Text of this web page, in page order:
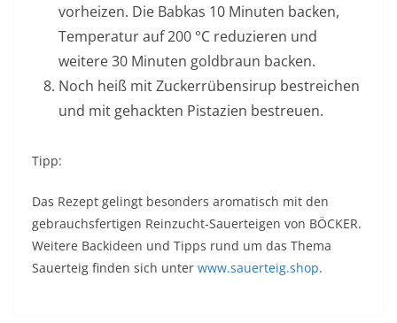
vorheizen. Die Babkas 10 Minuten backen,
Temperatur auf 200 °C reduzieren und
weitere 30 Minuten goldbraun backen.
Noch heiß mit Zuckerrübensirup bestreichen
und mit gehackten Pistazien bestreuen.
Tipp:
Das Rezept gelingt besonders aromatisch mit den
gebrauchsfertigen Reinzucht-Sauerteigen von BÖCKER.
Weitere Backideen und Tipps rund um das Thema
Sauerteig finden sich unter www.sauerteig.shop.